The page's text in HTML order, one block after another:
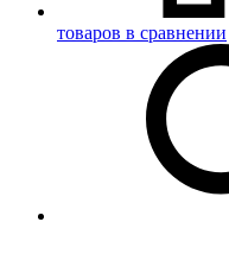
товаров в сравнении